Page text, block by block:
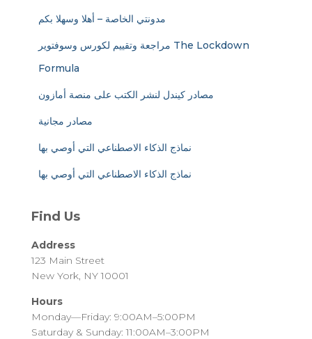
مدونتي الخاصة – أهلا وسهلا بكم
مراجعة وتقييم لكورس وسوفتوير The Lockdown
Formula
مصادر كيندل لنشر الكتب على منصة أمازون
مصادر مجانية
نماذج الذكاء الاصطناعي التي أوصي بها
نماذج الذكاء الاصطناعي التي أوصي بها
Find Us
Address
123 Main Street
New York, NY 10001
Hours
Monday—Friday: 9:00AM–5:00PM
Saturday & Sunday: 11:00AM–3:00PM